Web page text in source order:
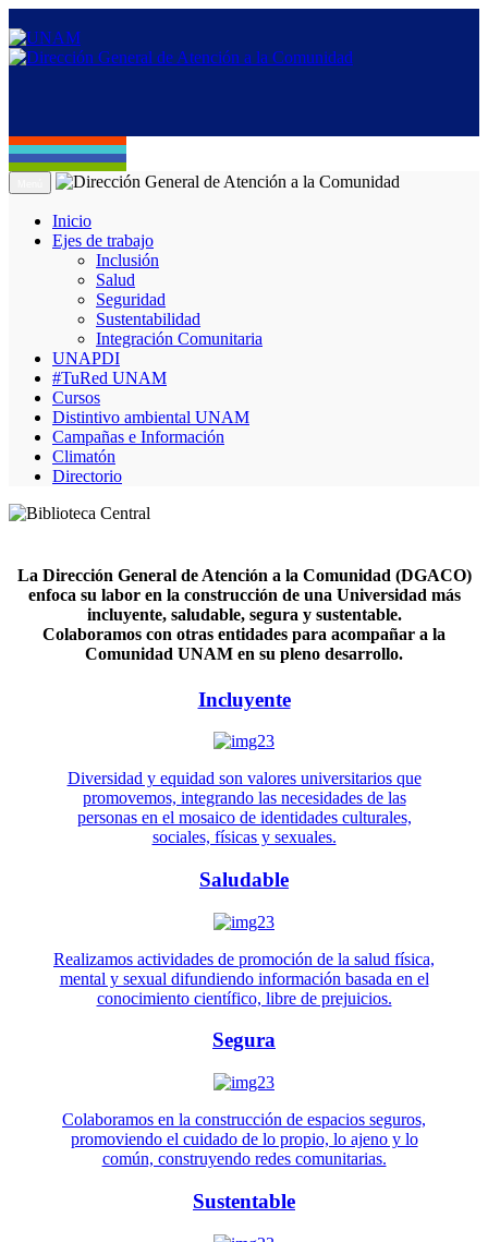
Inicio
Ejes de trabajo
Inclusión
Salud
Seguridad
Sustentabilidad
Integración Comunitaria
UNAPDI
#TuRed UNAM
Cursos
Distintivo ambiental UNAM
Campañas e Información
Climatón
Directorio
La Dirección General de Atención a la Comunidad (DGACO)
enfoca su labor en la construcción de una Universidad más
incluyente, saludable, segura y sustentable.
Colaboramos con otras entidades para acompañar a la
Comunidad UNAM en su pleno desarrollo.
Incluyente
Diversidad y equidad son valores universitarios que
promovemos, integrando las necesidades de las
personas en el mosaico de identidades culturales,
sociales, físicas y sexuales.
Saludable
Realizamos actividades de promoción de la salud física,
mental y sexual difundiendo información basada en el
conocimiento científico, libre de prejuicios.
Segura
Colaboramos en la construcción de espacios seguros,
promoviendo el cuidado de lo propio, lo ajeno y lo
común, construyendo redes comunitarias.
Sustentable